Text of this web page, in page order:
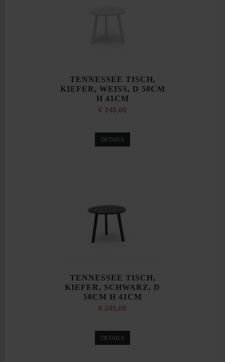
TENNESSEE TISCH,
KIEFER, WEISS, D 50CM
H 41CM
€ 245,00
DETAILS
TENNESSEE TISCH,
KIEFER, SCHWARZ, D
50CM H 41CM
€ 245,00
DETAILS